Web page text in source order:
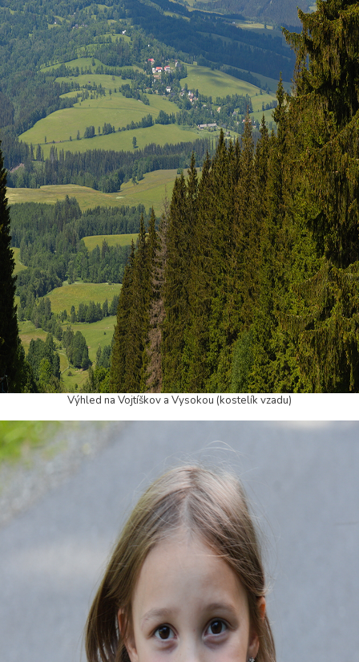
Výhled na Vojtíškov a Vysokou (kostelík vzadu)